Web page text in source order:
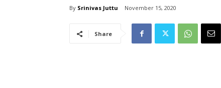
By Srinivas Juttu November 15, 2020
Share